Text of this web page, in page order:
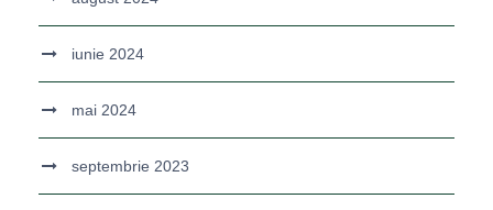
iunie 2024
mai 2024
septembrie 2023